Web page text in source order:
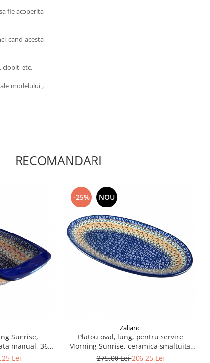
fie acoperita
cand acesta
ciobit, etc.
modelului ,
RECOMANDARI
Sunrise,
manual, 36,0
Lei
-25% NOU
Zaliano
Platou oval, lung, pentru servire
Morning Sunrise, ceramica smaltuita,
pictat manual, 22,0 x 37,5 cm
275,00 Lei206,25 Lei